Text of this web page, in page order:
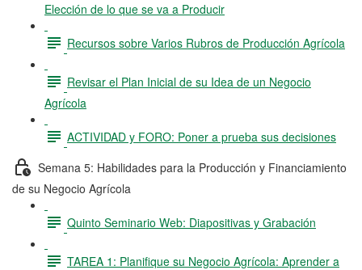
Elección de lo que se va a Producir
Recursos sobre Varios Rubros de Producción Agrícola
Revisar el Plan Inicial de su Idea de un Negocio
Agrícola
ACTIVIDAD y FORO: Poner a prueba sus decisiones
Semana 5: Habilidades para la Producción y Financiamiento
de su Negocio Agrícola
Quinto Seminario Web: Diapositivas y Grabación
TAREA 1: Planifique su Negocio Agrícola: Aprender a